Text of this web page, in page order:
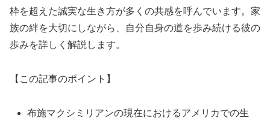
枠を超えた誠実な生き方が多くの共感を呼んでいます。家
族の絆を大切にしながら、自分自身の道を歩み続ける彼の
歩みを詳しく解説します。
【この記事のポイント】
布施マクシミリアンの現在におけるアメリカでの生